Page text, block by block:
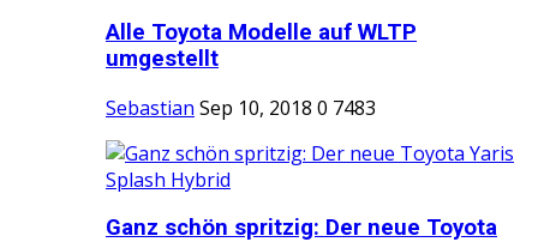
Alle Toyota Modelle auf WLTP
umgestellt
Sebastian Sep 10, 2018 0 7483
Ganz schön spritzig: Der neue Toyota